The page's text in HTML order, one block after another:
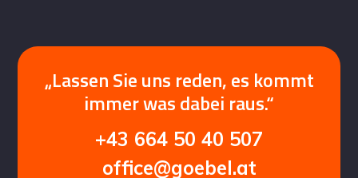
„Lassen Sie uns reden, es kommt
immer was dabei raus.“
+43 664 50 40 507
office@goebel.at